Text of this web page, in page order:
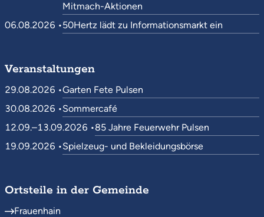
Mitmach-Aktionen
06.08.2026 •50Hertz lädt zu Informationsmarkt ein
Veranstaltungen
29.08.2026 •Garten Fete Pulsen
30.08.2026 •Sommercafé
12.09.–13.09.2026 •85 Jahre Feuerwehr Pulsen
19.09.2026 •Spielzeug- und Bekleidungsbörse
Ortsteile in der Gemeinde
Frauenhain